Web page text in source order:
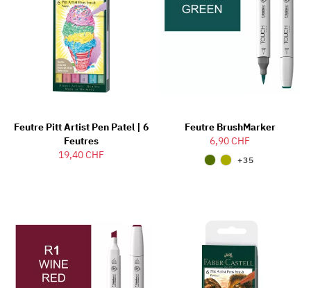
Feutre Pitt Artist Pen Patel | 6
Feutres
19,40 CHF
Feutre BrushMarker
6,90 CHF
+35